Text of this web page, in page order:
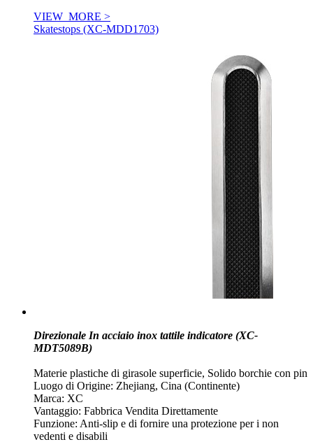
VIEW_MORE >
Skatestops (XC-MDD1703)
Direzionale In acciaio inox tattile indicatore (XC-
MDT5089B)
Materie plastiche di girasole superficie, Solido borchie con pin
Luogo di Origine: Zhejiang, Cina (Continente)
Marca: XC
Vantaggio: Fabbrica Vendita Direttamente
Funzione: Anti-slip e di fornire una protezione per i non
vedenti e disabili